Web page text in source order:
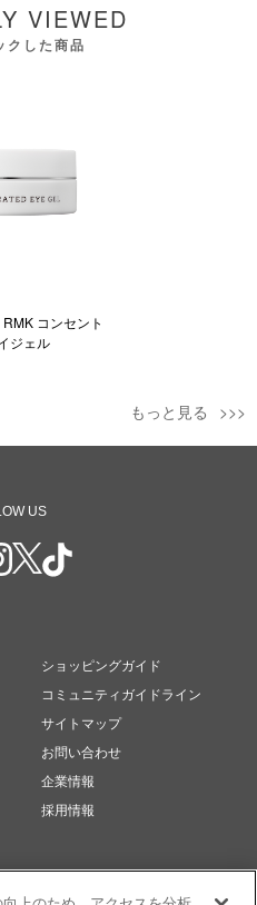
VIEWED
クした商品
コンセント
ジェル
もっと見る
US
ショッピングガイド
コミュニティガイドライン
サイトマップ
お問い合わせ
企業情報
採用情報